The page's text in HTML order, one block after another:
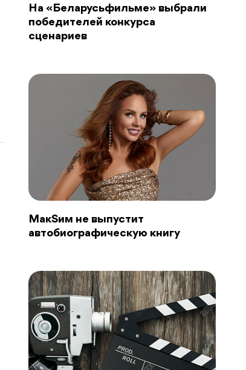
На «Беларусьфильме» выбрали
победителей конкурса
сценариев
MaкSим не выпустит
автобиографическую книгу